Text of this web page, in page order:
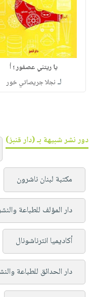
يا ريتني عصفور ؛ أ
لـ نجلا جريصاتي خور
دور نشر شبيهة بـ (دار قنبز)
مكتبة لبنان ناشرون
دار المؤلف للطباعة
أكاديميا انترناشونال
دار الحدائق للطباعة